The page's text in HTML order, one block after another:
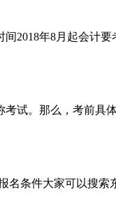
2018年8月起会计
试。那么，考前具
条件大家可以搜